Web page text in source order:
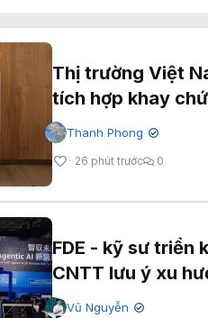
Thị trường Việt
tích hợp khay
Thanh Phong ✔
26 phút trước 0
FDE - kỹ sư triển
CNTT lưu ý xu
Vũ Nguyễn ✔